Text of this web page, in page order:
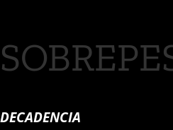
DECADENCIA